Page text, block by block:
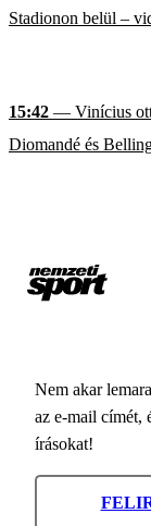
Stadionon belül –
15:42 — Vinícius ott
Diomandé és
Nem akar
az e-mail címét,
írásokat!